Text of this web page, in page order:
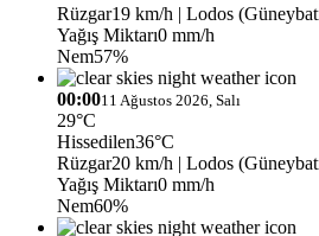
Rüzgar19 km/h | Lodos
Yağış Miktarı0 mm/h
Nem57%
00:0011 Ağustos 2026, Salı
29°C
Hissedilen36°C
Rüzgar20 km/h | Lodos
Yağış Miktarı0 mm/h
Nem60%